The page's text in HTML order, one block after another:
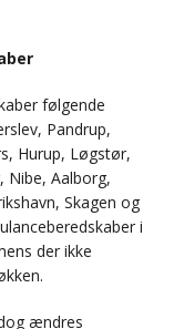
følgende
Pandrup,
Hurup, Løgstør,
Nibe, Aalborg,
Skagen og
i
der ikke
ændres